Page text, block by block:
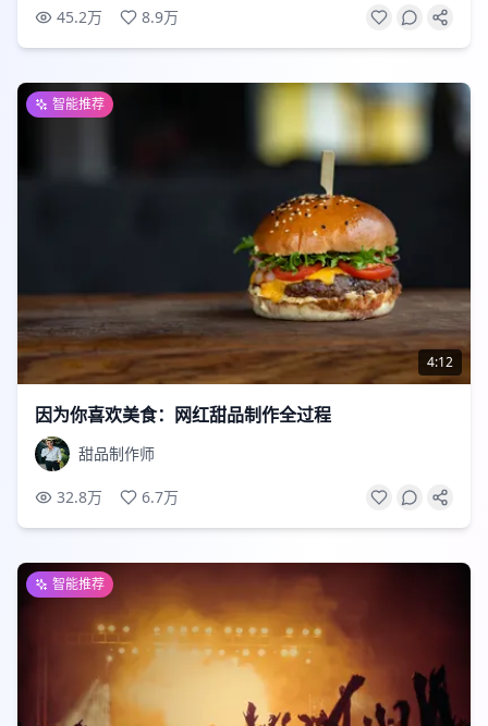
45.2万 8.9万
4:12
因为你喜欢美食：网红甜品制作全过程
甜品制作师
32.8万 6.7万
智能推荐
智能推荐